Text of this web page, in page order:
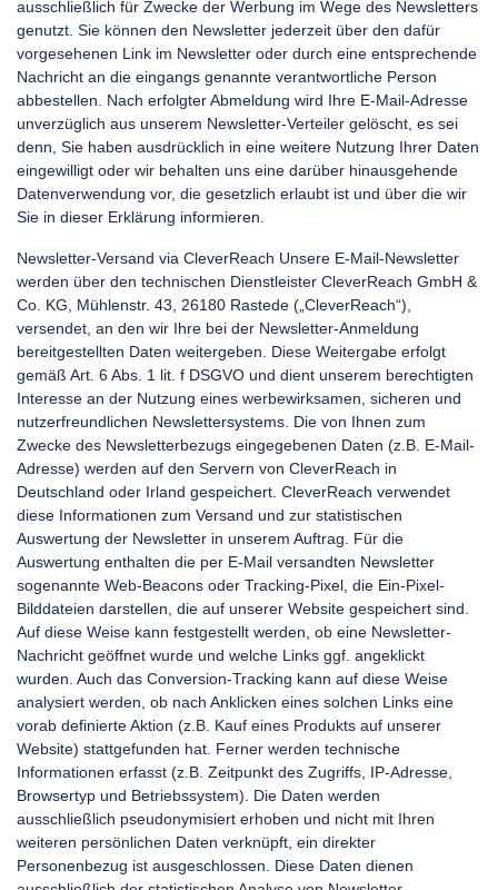
ausschließlich für Zwecke der Werbung im Wege des Newsletters
genutzt. Sie können den Newsletter jederzeit über den dafür
vorgesehenen Link im Newsletter oder durch eine entsprechende
Nachricht an die eingangs genannte verantwortliche Person
abbestellen. Nach erfolgter Abmeldung wird Ihre E-Mail-Adresse
unverzüglich aus unserem Newsletter-Verteiler gelöscht, es sei
denn, Sie haben ausdrücklich in eine weitere Nutzung Ihrer Daten
eingewilligt oder wir behalten uns eine darüber hinausgehende
Datenverwendung vor, die gesetzlich erlaubt ist und über die wir
Sie in dieser Erklärung informieren.
Newsletter-Versand via CleverReach Unsere E-Mail-Newsletter
werden über den technischen Dienstleister CleverReach GmbH &
Co. KG, Mühlenstr. 43, 26180 Rastede („CleverReach“),
versendet, an den wir Ihre bei der Newsletter-Anmeldung
bereitgestellten Daten weitergeben. Diese Weitergabe erfolgt
gemäß Art. 6 Abs. 1 lit. f DSGVO und dient unserem berechtigten
Interesse an der Nutzung eines werbewirksamen, sicheren und
nutzerfreundlichen Newslettersystems. Die von Ihnen zum
Zwecke des Newsletterbezugs eingegebenen Daten (z.B. E-Mail-
Adresse) werden auf den Servern von CleverReach in
Deutschland oder Irland gespeichert. CleverReach verwendet
diese Informationen zum Versand und zur statistischen
Auswertung der Newsletter in unserem Auftrag. Für die
Auswertung enthalten die per E-Mail versandten Newsletter
sogenannte Web-Beacons oder Tracking-Pixel, die Ein-Pixel-
Bilddateien darstellen, die auf unserer Website gespeichert sind.
Auf diese Weise kann festgestellt werden, ob eine Newsletter-
Nachricht geöffnet wurde und welche Links ggf. angeklickt
wurden. Auch das Conversion-Tracking kann auf diese Weise
analysiert werden, ob nach Anklicken eines solchen Links eine
vorab definierte Aktion (z.B. Kauf eines Produkts auf unserer
Website) stattgefunden hat. Ferner werden technische
Informationen erfasst (z.B. Zeitpunkt des Zugriffs, IP-Adresse,
Browsertyp und Betriebssystem). Die Daten werden
ausschließlich pseudonymisiert erhoben und nicht mit Ihren
weiteren persönlichen Daten verknüpft, ein direkter
Personenbezug ist ausgeschlossen. Diese Daten dienen